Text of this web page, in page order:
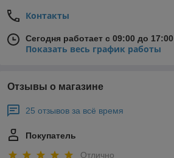
Контакты
Сегодня работает с 09:00 до 17:00
Показать весь график работы
Отзывы о магазине
25 отзывов за всё время
Покупатель
Отлично